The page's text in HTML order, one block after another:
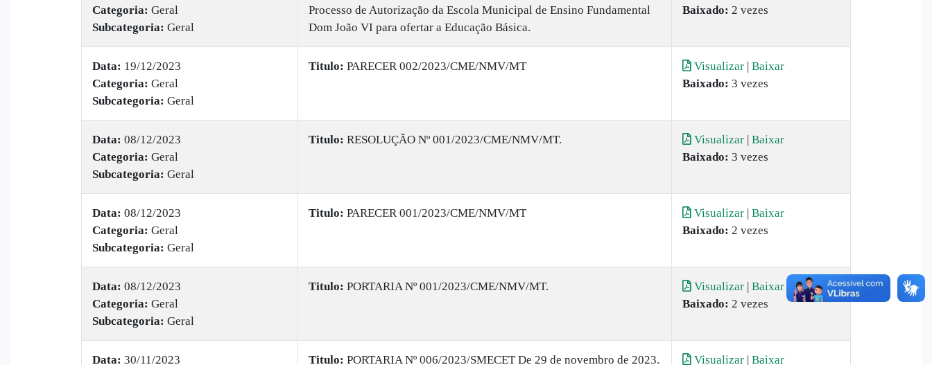
Categoria: Geral
Subcategoria: Geral
Processo de Autorização da Escola Municipal de Ensino Fundamental
Dom João VI para ofertar a Educação Básica.
Baixado: 2 vezes
Data: 19/12/2023
Categoria: Geral
Subcategoria: Geral
Titulo: PARECER 002/2023/CME/NMV/MT Visualizar | Baixar
Baixado: 3 vezes
Data: 08/12/2023
Categoria: Geral
Subcategoria: Geral
Titulo: RESOLUÇÃO Nº 001/2023/CME/NMV/MT. Visualizar | Baixar
Baixado: 3 vezes
Data: 08/12/2023
Categoria: Geral
Subcategoria: Geral
Titulo: PARECER 001/2023/CME/NMV/MT Visualizar | Baixar
Baixado: 2 vezes
Data: 08/12/2023
Categoria: Geral
Subcategoria: Geral
Titulo: ​PORTARIA Nº 001/2023/CME/NMV/MT. Visualizar | Baixar
Baixado: 2 vezes
Data: 30/11/2023
Titulo: PORTARIA Nº 006/2023/SMECET De 29 de novembro de 2023.
Visualizar | Baixar